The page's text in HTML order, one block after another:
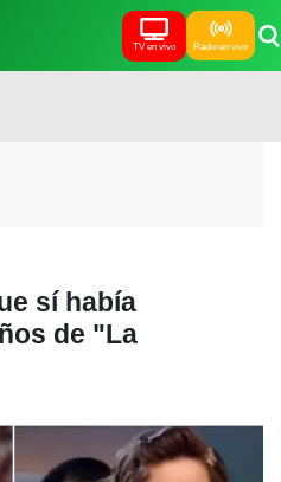
TV en vivo Radio en vivo
sí había
de "La